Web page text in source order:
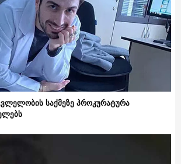
საქმეზე პროკურატურა